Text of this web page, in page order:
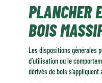
PLANCHER
BOIS
Les dispositions générales
d’utilisation ou le
dérivés de bois